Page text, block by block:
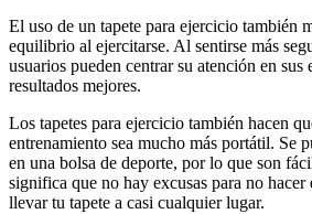
El uso de un tapete para ejercicio también
equilibrio al ejercitarse. Al sentirse más
usuarios pueden centrar su atención en sus
resultados mejores.
Los tapetes para ejercicio también hacen
entrenamiento sea mucho más portátil. Se
en una bolsa de deporte, por lo que son
significa que no hay excusas para no
llevar tu tapete a casi cualquier lugar.